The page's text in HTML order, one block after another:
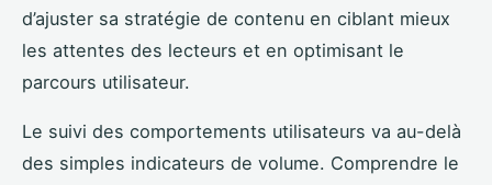
d’ajuster sa stratégie de contenu en ciblant mieux
les attentes des lecteurs et en optimisant le
parcours utilisateur.
Le suivi des comportements utilisateurs va au-delà
des simples indicateurs de volume. Comprendre le